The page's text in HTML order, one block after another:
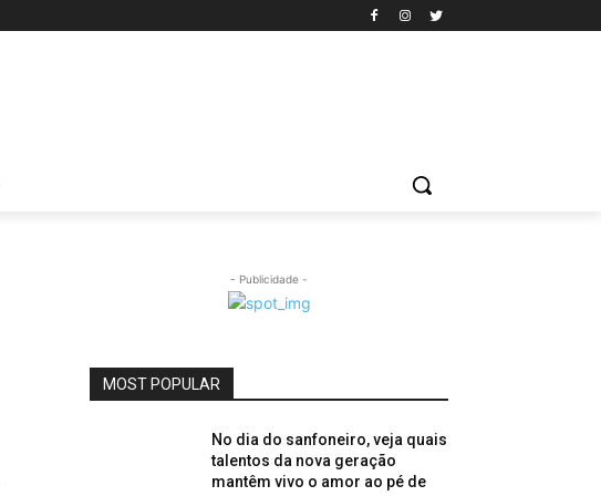
- Publicidade -
MOST POPULAR
No dia do sanfoneiro, veja quais
talentos da nova geração
mantêm vivo o amor ao pé de